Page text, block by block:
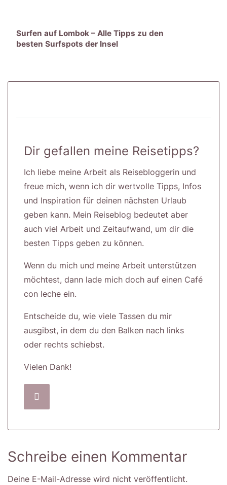
Surfen auf Lombok – Alle Tipps zu den
besten Surfspots der Insel
Dir gefallen meine Reisetipps?
Ich liebe meine Arbeit als Reisebloggerin und
freue mich, wenn ich dir wertvolle Tipps, Infos
und Inspiration für deinen nächsten Urlaub
geben kann. Mein Reiseblog bedeutet aber
auch viel Arbeit und Zeitaufwand, um dir die
besten Tipps geben zu können.
Wenn du mich und meine Arbeit unterstützen
möchtest, dann lade mich doch auf einen Café
con leche ein.
Entscheide du, wie viele Tassen du mir
ausgibst, in dem du den Balken nach links
oder rechts schiebst.
Vielen Dank!
Schreibe einen Kommentar
Deine E-Mail-Adresse wird nicht veröffentlicht.